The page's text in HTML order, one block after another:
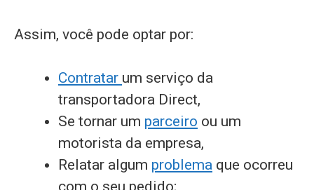
Assim, você pode optar por:
Contratar um serviço da
transportadora Direct,
Se tornar um parceiro ou um
motorista da empresa,
Relatar algum problema que ocorreu